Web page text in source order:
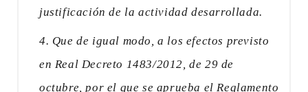
justificación de la actividad desarrollada.
Que de igual modo, a los efectos previsto
en Real Decreto 1483/2012, de 29 de
octubre, por el que se aprueba el Reglamento